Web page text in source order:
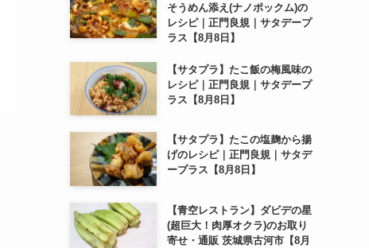
そうめん添え(ナノポックム)の
レシピ｜正門良規｜サタデープ
ラス【8月8日】
【サタプラ】たこ飯の梅風味の
レシピ｜正門良規｜サタデープ
ラス【8月8日】
【サタプラ】たこの塩麹から揚
げのレシピ｜正門良規｜サタデ
ープラス【8月8日】
【青空レストラン】ダビデの星
(超巨大！肉厚オクラ)のお取り
寄せ・通販 茨城県古河市【8月